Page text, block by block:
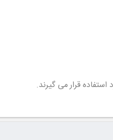
قرار می گیرند.